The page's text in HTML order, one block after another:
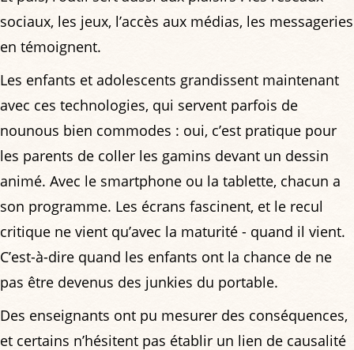
sociaux, les jeux, l’accès aux médias, les messageries
en témoignent.
Les enfants et adolescents grandissent maintenant
avec ces technologies, qui servent parfois de
nounous bien commodes : oui, c’est pratique pour
les parents de coller les gamins devant un dessin
animé. Avec le smartphone ou la tablette, chacun a
son programme. Les écrans fascinent, et le recul
critique ne vient qu’avec la maturité - quand il vient.
C’est-à-dire quand les enfants ont la chance de ne
pas être devenus des junkies du portable.
Des enseignants ont pu mesurer des conséquences,
et certains n’hésitent pas établir un lien de causalité